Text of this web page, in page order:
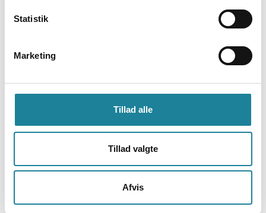
Statistik
Marketing
Tillad alle
Tillad valgte
Afvis
Øvrig selvbetjening
Opret og følg din sag her. Herfra kan du
også oprette en RMA sag.